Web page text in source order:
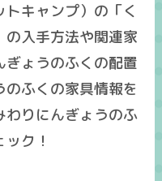
キャンプ）の「く
の入手方法や関連家
ょうのふくの配置
ふくの家具情報を
わりにんぎょうのふ
ク！